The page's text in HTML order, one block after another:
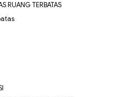
RUANG TERBATAS